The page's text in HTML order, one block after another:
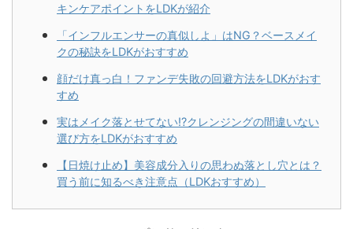
キンケアポイントをLDKが紹介
「インフルエンサーの真似しよ」はNG？ベースメイ
クの秘訣をLDKがおすすめ
顔だけ真っ白！ファンデ失敗の回避方法をLDKがおす
すめ
実はメイク落とせてない!?クレンジングの間違いない
選び方をLDKがおすすめ
【日焼け止め】美容成分入りの思わぬ落とし穴とは？
買う前に知るべき注意点（LDKおすすめ）